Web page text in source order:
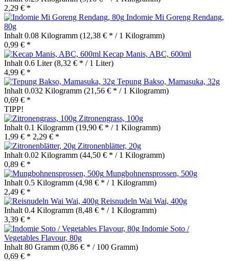
2,29 € *
Indomie Mi Goreng Rendang,
80g
Inhalt 0.08 Kilogramm (12,38 € * / 1 Kilogramm)
0,99 € *
Kecap Manis, ABC, 600ml
Inhalt 0.6 Liter(8,32 € * / 1 Liter)
4,99 € *
Tepung Bakso, Mamasuka, 32g
Inhalt 0.032 Kilogramm (21,56 € * / 1 Kilogramm)
0,69 € *
TIPP!
Zitronengrass, 100g
Inhalt 0.1 Kilogramm (19,90 € * / 1 Kilogramm)
1,99 € * 2,29 € *
Zitronenblätter, 20g
Inhalt 0.02 Kilogramm (44,50 € * / 1 Kilogramm)
0,89 € *
Mungbohnensprossen, 500g
Inhalt 0.5 Kilogramm (4,98 € * / 1 Kilogramm)
2,49 € *
Reisnudeln Wai Wai, 400g
Inhalt 0.4 Kilogramm (8,48 € * / 1 Kilogramm)
3,39 € *
Indomie Soto /
Vegetables Flavour, 80g
Inhalt 80 Gramm (0,86 € * / 100 Gramm)
0,69 € *